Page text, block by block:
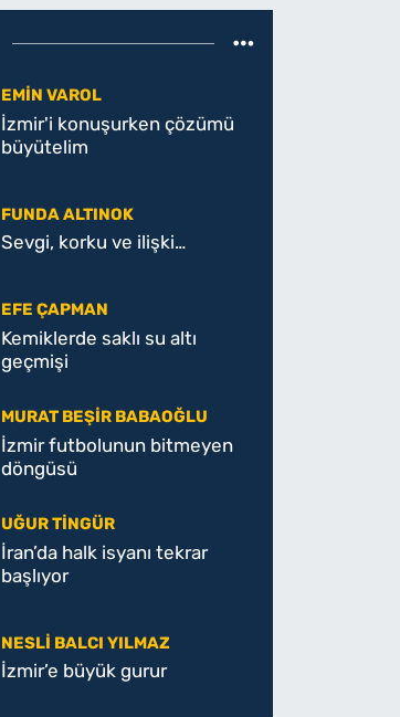
EMIN VAROL
İzmir'i konuşurken çözümü
büyütelim
FUNDA ALTINOK
Sevgi, korku ve ilişki…
EFE ÇAPMAN
Kemiklerde saklı su altı
geçmişi
MURAT BEŞIR BABAOĞLU
İzmir futbolunun bitmeyen
döngüsü
UĞUR TINGÜR
İran’da halk isyanı tekrar
başlıyor
NESLI BALCI YILMAZ
İzmir’e büyük gurur